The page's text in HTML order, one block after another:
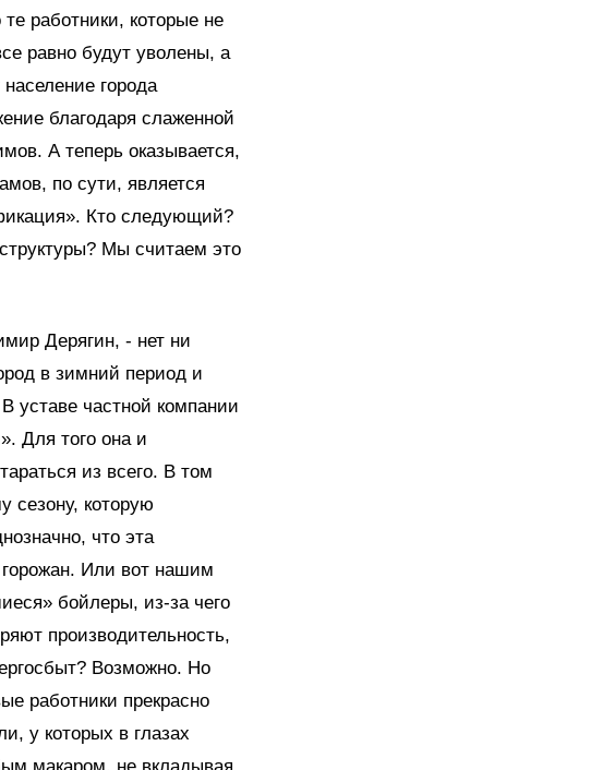
работники, которые не
равно будут уволены, а
города
благодаря слаженной
А теперь оказывается,
по сути, является
Кто следующий?
Мы считаем это
Дерягин, - нет ни
в зимний период и
уставе частной компании
Для того она и
из всего. В том
сезону, которую
что эта
Или вот нашим
бойлеры, из-за чего
производительность,
Возможно. Но
работники прекрасно
у которых в глазах
макаром, не вкладывая